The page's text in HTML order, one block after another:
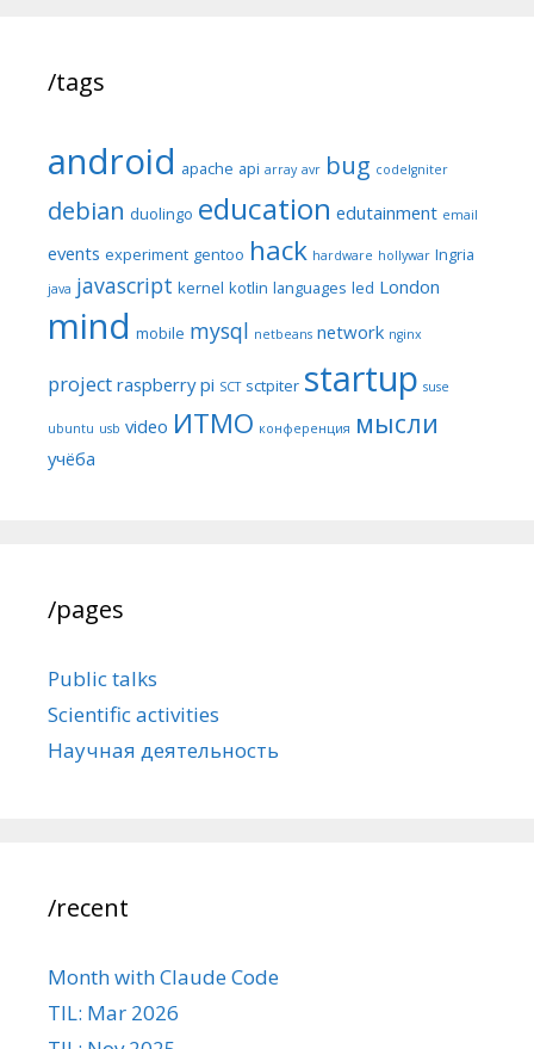
/tags
android apache api array avr bug codeIgniter
debian duolingo education edutainment email
events experiment gentoo hack hardware hollywar Ingria
java javascript kernel kotlin languages led London
mind mobile mysql netbeans network nginx
project raspberry pi SCT sctpiter startup suse
ubuntu usb video ИТМО конференция мысли
учёба
/pages
Public talks
Scientific activities
Научная деятельность
/recent
Month with Claude Code
TIL: Mar 2026